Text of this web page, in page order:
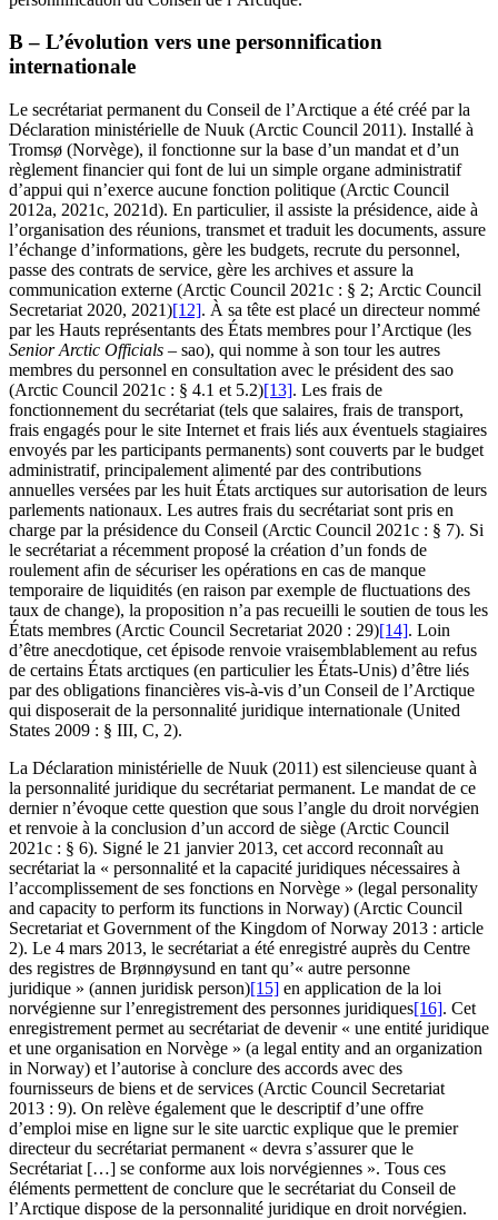
B – L’évolution vers une personnification
internationale
Le secrétariat permanent du Conseil de l’Arctique a été créé par la
Déclaration ministérielle de Nuuk (Arctic Council 2011). Installé à
Tromsø (Norvège), il fonctionne sur la base d’un mandat et d’un
règlement financier qui font de lui un simple organe administratif
d’appui qui n’exerce aucune fonction politique (Arctic Council
2012a, 2021c, 2021d). En particulier, il assiste la présidence, aide à
l’organisation des réunions, transmet et traduit les documents, assure
l’échange d’informations, gère les budgets, recrute du personnel,
passe des contrats de service, gère les archives et assure la
communication externe (Arctic Council 2021c : § 2; Arctic Council
Secretariat 2020, 2021)[12]. À sa tête est placé un directeur nommé
par les Hauts représentants des États membres pour l’Arctique (les
Senior Arctic Officials – sao), qui nomme à son tour les autres
membres du personnel en consultation avec le président des sao
(Arctic Council 2021c : § 4.1 et 5.2)[13]. Les frais de
fonctionnement du secrétariat (tels que salaires, frais de transport,
frais engagés pour le site Internet et frais liés aux éventuels stagiaires
envoyés par les participants permanents) sont couverts par le budget
administratif, principalement alimenté par des contributions
annuelles versées par les huit États arctiques sur autorisation de leurs
parlements nationaux. Les autres frais du secrétariat sont pris en
charge par la présidence du Conseil (Arctic Council 2021c : § 7). Si
le secrétariat a récemment proposé la création d’un fonds de
roulement afin de sécuriser les opérations en cas de manque
temporaire de liquidités (en raison par exemple de fluctuations des
taux de change), la proposition n’a pas recueilli le soutien de tous les
États membres (Arctic Council Secretariat 2020 : 29)[14]. Loin
d’être anecdotique, cet épisode renvoie vraisemblablement au refus
de certains États arctiques (en particulier les États-Unis) d’être liés
par des obligations financières vis-à-vis d’un Conseil de l’Arctique
qui disposerait de la personnalité juridique internationale (United
States 2009 : § III, C, 2).
La Déclaration ministérielle de Nuuk (2011) est silencieuse quant à
la personnalité juridique du secrétariat permanent. Le mandat de ce
dernier n’évoque cette question que sous l’angle du droit norvégien
et renvoie à la conclusion d’un accord de siège (Arctic Council
2021c : § 6). Signé le 21 janvier 2013, cet accord reconnaît au
secrétariat la « personnalité et la capacité juridiques nécessaires à
l’accomplissement de ses fonctions en Norvège » (legal personality
and capacity to perform its functions in Norway) (Arctic Council
Secretariat et Government of the Kingdom of Norway 2013 : article
2). Le 4 mars 2013, le secrétariat a été enregistré auprès du Centre
des registres de Brønnøysund en tant qu’« autre personne
juridique » (annen juridisk person)[15] en application de la loi
norvégienne sur l’enregistrement des personnes juridiques[16]. Cet
enregistrement permet au secrétariat de devenir « une entité juridique
et une organisation en Norvège » (a legal entity and an organization
in Norway) et l’autorise à conclure des accords avec des
fournisseurs de biens et de services (Arctic Council Secretariat
2013 : 9). On relève également que le descriptif d’une offre
d’emploi mise en ligne sur le site uarctic explique que le premier
directeur du secrétariat permanent « devra s’assurer que le
Secrétariat […] se conforme aux lois norvégiennes ». Tous ces
éléments permettent de conclure que le secrétariat du Conseil de
l’Arctique dispose de la personnalité juridique en droit norvégien.